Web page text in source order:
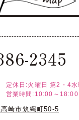
2345
定休日:火曜日 第2・4水
営業時間:10:00～18:00
崎市筑縄町50-5